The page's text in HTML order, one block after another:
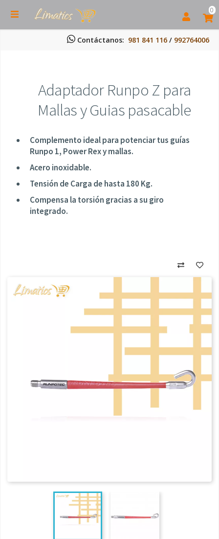
0
Contáctanos: 981 841 116 / 992764006
Adaptador Runpo Z para
Mallas y Guias pasacable
Complemento ideal para potenciar tus guías
Runpo 1, Power Rex y mallas.
Acero inoxidable.
Tensión de Carga de hasta 180 Kg.
Compensa la torsión gracias a su giro
integrado.